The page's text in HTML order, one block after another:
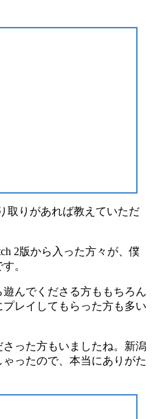
取り があれば教えていただ
2版から入った方々 が、僕
す。
んでくださる方ももちろん
プレイしてもらった方も多い
さった方もいましたね。新潟
ったので、本当にありがた